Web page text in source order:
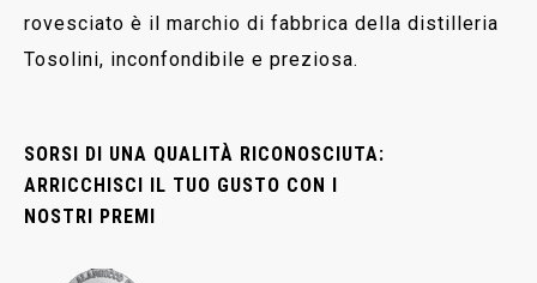
rovesciato è il marchio di fabbrica della distilleria
Tosolini, inconfondibile e preziosa.
SORSI DI UNA QUALITÀ RICONOSCIUTA:
ARRICCHISCI IL TUO GUSTO CON I
NOSTRI PREMI